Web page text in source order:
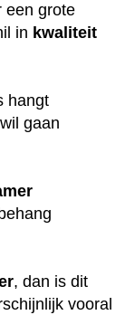
een grote
in kwaliteit
hangt
gaan
, dan is dit
vooral